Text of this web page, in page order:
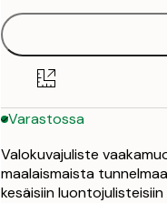
Varastossa
Valokuvajuliste
maalaismaista
kesäisiin